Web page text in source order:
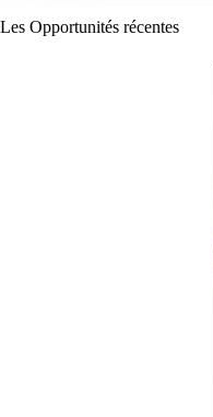
Les Opportunités récentes